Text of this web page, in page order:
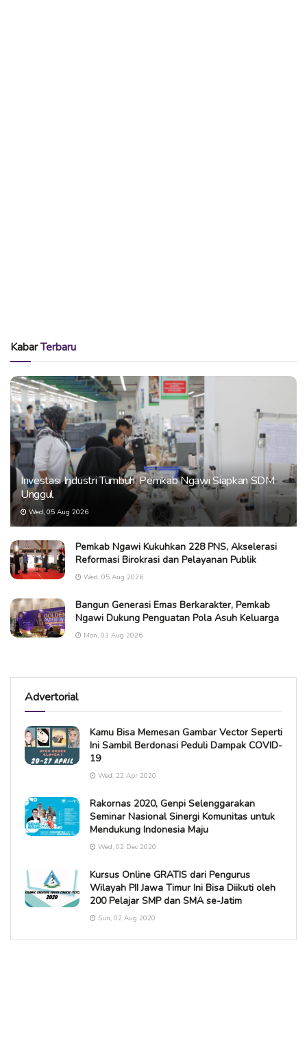
KabarTerbaru
Investasi Industri Tumbuh, Pemkab Ngawi Siapkan SDM
Unggul
Wed, 05 Aug 2026
Pemkab Ngawi Kukuhkan 228 PNS, Akselerasi
Reformasi Birokrasi dan Pelayanan Publik
Wed, 05 Aug 2026
Bangun Generasi Emas Berkarakter, Pemkab
Ngawi Dukung Penguatan Pola Asuh Keluarga
Mon, 03 Aug 2026
Advertorial
Kamu Bisa Memesan Gambar Vector Seperti
Ini Sambil Berdonasi Peduli Dampak COVID-
19
Wed, 22 Apr 2020
Rakornas 2020, Genpi Selenggarakan
Seminar Nasional Sinergi Komunitas untuk
Mendukung Indonesia Maju
Wed, 02 Dec 2020
Kursus Online GRATIS dari Pengurus
Wilayah PII Jawa Timur Ini Bisa Diikuti oleh
200 Pelajar SMP dan SMA se-Jatim
Sun, 02 Aug 2020